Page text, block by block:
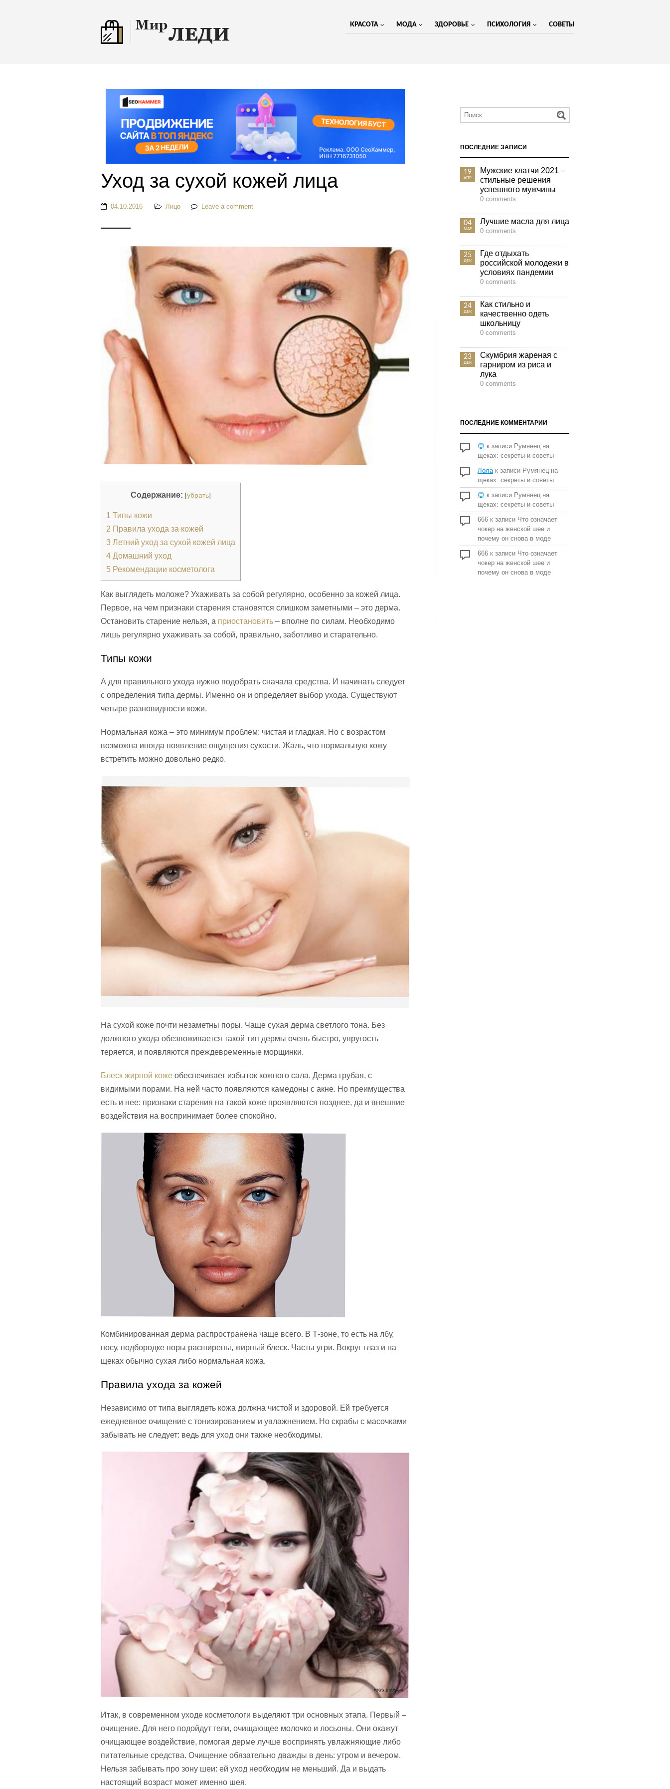
КРАСОТА МОДА ЗДОРОВЬЕ ПСИХОЛОГИЯ СОВЕТЫ
Уход за сухой кожей лица
04.10.2016 Лицо Leave a comment
Содержание: [убрать]
1 Типы кожи
2 Правила ухода за кожей
3 Летний уход за сухой кожей лица
4 Домашний уход
5 Рекомендации косметолога
Как выглядеть моложе? Ухаживать за собой регулярно, особенно за кожей лица.
Первое, на чем признаки старения становятся слишком заметными – это дерма.
Остановить старение нельзя, а приостановить – вполне по силам. Необходимо
лишь регулярно ухаживать за собой, правильно, заботливо и старательно.
Типы кожи
А для правильного ухода нужно подобрать сначала средства. И начинать следует
с определения типа дермы. Именно он и определяет выбор ухода. Существуют
четыре разновидности кожи.
Нормальная кожа – это минимум проблем: чистая и гладкая. Но с возрастом
возможна иногда появление ощущения сухости. Жаль, что нормальную кожу
встретить можно довольно редко.
На сухой коже почти незаметны поры. Чаще сухая дерма светлого тона. Без
должного ухода обезвоживается такой тип дермы очень быстро, упругость
теряется, и появляются преждевременные морщинки.
Блеск жирной коже обеспечивает избыток кожного сала. Дерма грубая, с
видимыми порами. На ней часто появляются камедоны с акне. Но преимущества
есть и нее: признаки старения на такой коже проявляются позднее, да и внешние
воздействия на воспринимает более спокойно.
Комбинированная дерма распространена чаще всего. В Т-зоне, то есть на лбу,
носу, подбородке поры расширены, жирный блеск. Часты угри. Вокруг глаз и на
щеках обычно сухая либо нормальная кожа.
Правила ухода за кожей
Независимо от типа выглядеть кожа должна чистой и здоровой. Ей требуется
ежедневное очищение с тонизированием и увлажнением. Но скрабы с масочками
забывать не следует: ведь для уход они также необходимы.
Итак, в современном уходе косметологи выделяют три основных этапа. Первый –
очищение. Для него подойдут гели, очищающее молочко и лосьоны. Они окажут
очищающее воздействие, помогая дерме лучше воспринять увлажняющие либо
питательные средства. Очищение обязательно дважды в день: утром и вечером.
Нельзя забывать про зону шеи: ей уход необходим не меньший. Да и выдать
настоящий возраст может именно шея.
ПОСЛЕДНИЕ ЗАПИСИ
19
АПР
Мужские клатчи 2021 –
стильные решения
успешного мужчины
0 comments
04
МАР
Лучшие масла для лица
0 comments
25
ДЕК
Где отдыхать
российской молодежи в
условиях пандемии
0 comments
24
ДЕК
Как стильно и
качественно одеть
школьницу
0 comments
23
ДЕК
Скумбрия жареная с
гарниром из риса и
лука
0 comments
ПОСЛЕДНИЕ КОММЕНТАРИИ
😊 к записи Румянец на
щеках: секреты и советы
Лолак записи Румянец на
щеках: секреты и советы
😊 к записи Румянец на
щеках: секреты и советы
666 к записи Что означает
чокер на женской шее и
почему он снова в моде
666 к записи Что означает
чокер на женской шее и
почему он снова в моде